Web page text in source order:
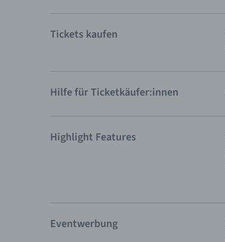
Tickets kaufen
Hilfe für Ticketkäufer:innen
Highlight Features
Eventwerbung